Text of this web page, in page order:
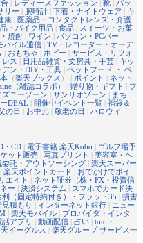
| レディースファッション | 靴 | バッ
リー | 腕時計 | 下着・ナイトウェア | キ
康 | 医薬品・コンタクトレンズ・介護
・バイク用品 | 食品 | スイーツ・お菓
焼酎 | ワイン | パソコン・PCパー
バイル通信 | TV・レコーダー・オーデ
| おもちゃ | ホビー | サービス・リフォ
ス | 日用品雑貨・文房具・手芸 | キッ
デン・DIY・工具 | ペットフード ・ ペ
本 （楽天ブックス ） | ポイント | ネット
（雑誌コラボ） | 贈り物・ギフト | フ
ズニーゾーン | サンリオゾーン | まち
DEAL | 開催中イベント一覧 | 福袋＆
の日 | お中元 | 敬老の日 | ハロウィ
・CD | 電子書籍 楽天Kobo | ゴルフ場予
ット販売 | 写真プリント | 美容室・ヘ
委託・アウトソーシング | 楽天スーパー
| 楽天ポイントカード | おでかけでポイ
エイト | ネット証券（株・FX・投資信
ー | 決済システム | スマホでカード決
（固定特約付き）・フラット35 | 損害
積もり | インターネット銀行 | ニュー
| 楽天モバイル | プロバイダ・インタ
話アプリ | 動画配信 | 占い | toto・
イーグルス | 楽天グループ サービス一